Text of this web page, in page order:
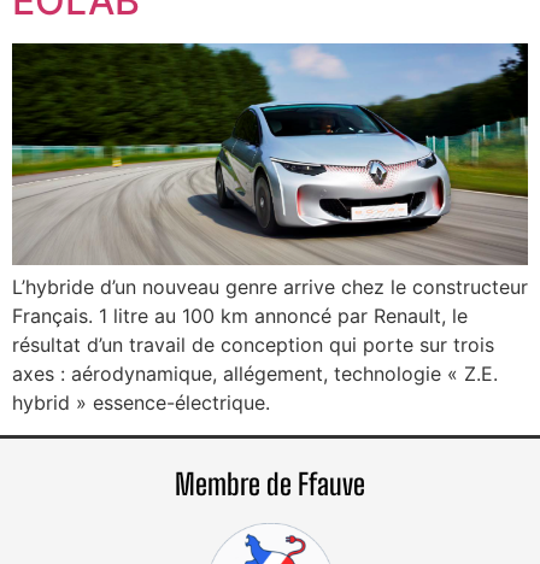
L’hybride d’un nouveau genre arrive chez le constructeur
Français. 1 litre au 100 km annoncé par Renault, le
résultat d’un travail de conception qui porte sur trois
axes : aérodynamique, allégement, technologie « Z.E.
hybrid » essence-électrique.
Membre de Ffauve